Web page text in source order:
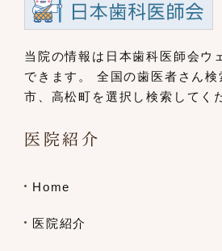
当院の情報は日本歯科医師会ウ
できます。
全国の歯医者さん
市、 高松町を選択し検索してく
医院紹介
Home
医院紹介